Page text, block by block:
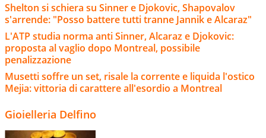
Shelton si schiera su Sinner e Djokovic, Shapovalov
s'arrende: "Posso battere tutti tranne Jannik e Alcaraz"
L'ATP studia norma anti Sinner, Alcaraz e Djokovic:
proposta al vaglio dopo Montreal, possibile
penalizzazione
Musetti soffre un set, risale la corrente e liquida l'ostico
Mejia: vittoria di carattere all'esordio a Montreal
Gioielleria Delfino